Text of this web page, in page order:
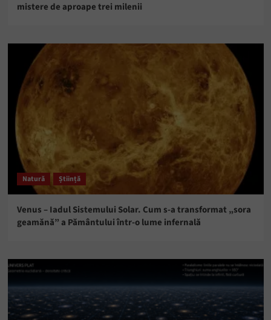
mistere de aproape trei milenii
Natură Știință
Venus – Iadul Sistemului Solar. Cum s-a transformat „sora
geamănă” a Pământului într-o lume infernală